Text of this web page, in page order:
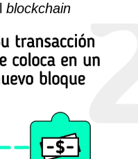
blockchain